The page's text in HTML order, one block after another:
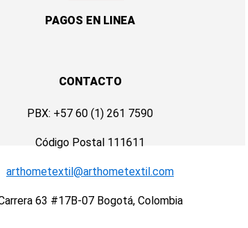
PAGOS EN LINEA
CONTACTO
PBX: +57 60 (1) 261 7590
Código Postal 111611
arthometextil@arthometextil.com
63 #17B-07 Bogotá, Colombia